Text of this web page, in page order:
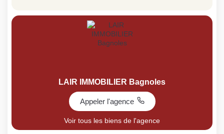
LAIR IMMOBILIER Bagnoles
Appeler l'agence
Voir tous les biens de l'agence